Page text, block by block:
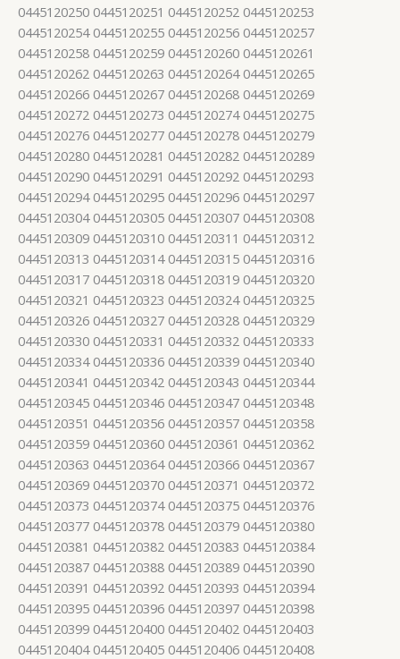
0445120250 0445120251 0445120252 0445120253
0445120254 0445120255 0445120256 0445120257
0445120258 0445120259 0445120260 0445120261
0445120262 0445120263 0445120264 0445120265
0445120266 0445120267 0445120268 0445120269
0445120272 0445120273 0445120274 0445120275
0445120276 0445120277 0445120278 0445120279
0445120280 0445120281 0445120282 0445120289
0445120290 0445120291 0445120292 0445120293
0445120294 0445120295 0445120296 0445120297
0445120304 0445120305 0445120307 0445120308
0445120309 0445120310 0445120311 0445120312
0445120313 0445120314 0445120315 0445120316
0445120317 0445120318 0445120319 0445120320
0445120321 0445120323 0445120324 0445120325
0445120326 0445120327 0445120328 0445120329
0445120330 0445120331 0445120332 0445120333
0445120334 0445120336 0445120339 0445120340
0445120341 0445120342 0445120343 0445120344
0445120345 0445120346 0445120347 0445120348
0445120351 0445120356 0445120357 0445120358
0445120359 0445120360 0445120361 0445120362
0445120363 0445120364 0445120366 0445120367
0445120369 0445120370 0445120371 0445120372
0445120373 0445120374 0445120375 0445120376
0445120377 0445120378 0445120379 0445120380
0445120381 0445120382 0445120383 0445120384
0445120387 0445120388 0445120389 0445120390
0445120391 0445120392 0445120393 0445120394
0445120395 0445120396 0445120397 0445120398
0445120399 0445120400 0445120402 0445120403
0445120404 0445120405 0445120406 0445120408